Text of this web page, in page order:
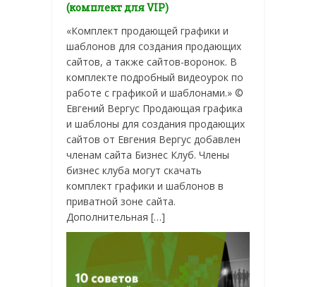
(комплект для VIP)
«Комплект продающей графики и
шаблонов для создания продающих
сайтов, а также сайтов-воронок. В
комплекте подробный видеоурок по
работе с графикой и шаблонами.» ©
Евгений Вергус Продающая графика
и шаблоны для создания продающих
сайтов от Евгения Вергус добавлен
членам сайта Бизнес Клуб. Члены
бизнес клуба могут скачать
комплект графики и шаблонов в
приватной зоне сайта.
Дополнительная […]